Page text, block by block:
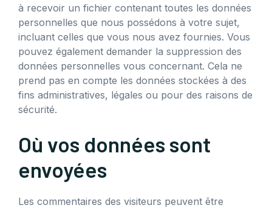
à recevoir un fichier contenant toutes les données
personnelles que nous possédons à votre sujet,
incluant celles que vous nous avez fournies. Vous
pouvez également demander la suppression des
données personnelles vous concernant. Cela ne
prend pas en compte les données stockées à des
fins administratives, légales ou pour des raisons de
sécurité.
Où vos données sont
envoyées
Les commentaires des visiteurs peuvent être